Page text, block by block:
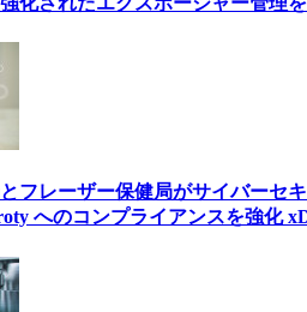
フレーザー保健局がサイバーセ
へのコンプライアンスを強化